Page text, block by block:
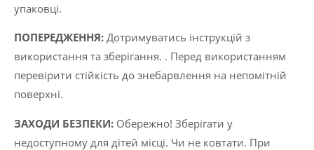
упаковці.
ПОПЕРЕДЖЕННЯ: Дотримуватись інструкцій з
використання та зберігання. . Перед використанням
перевірити стійкість до знебарвлення на непомітній
поверхні.
ЗАХОДИ БЕЗПЕКИ: Обережно! Зберігати у
недоступному для дітей місці. Чи не ковтати. При